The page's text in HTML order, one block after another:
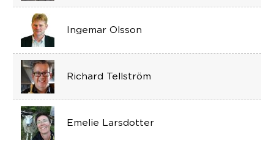
Ingemar Olsson
Richard Tellström
Emelie Larsdotter